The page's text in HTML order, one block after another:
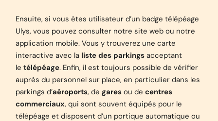
Ensuite, si vous êtes utilisateur d’un badge télépéage
Ulys, vous pouvez consulter notre site web ou notre
application mobile. Vous y trouverez une carte
interactive avec la liste des parkings acceptant
le télépéage. Enfin, il est toujours possible de vérifier
auprès du personnel sur place, en particulier dans les
parkings d’aéroports, de gares ou de centres
commerciaux, qui sont souvent équipés pour le
télépéage et disposent d’un portique automatique ou